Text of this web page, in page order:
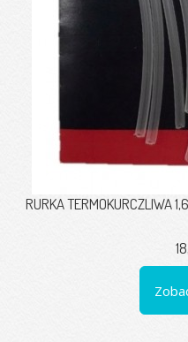
RURKA TERMOKURCZLIWA